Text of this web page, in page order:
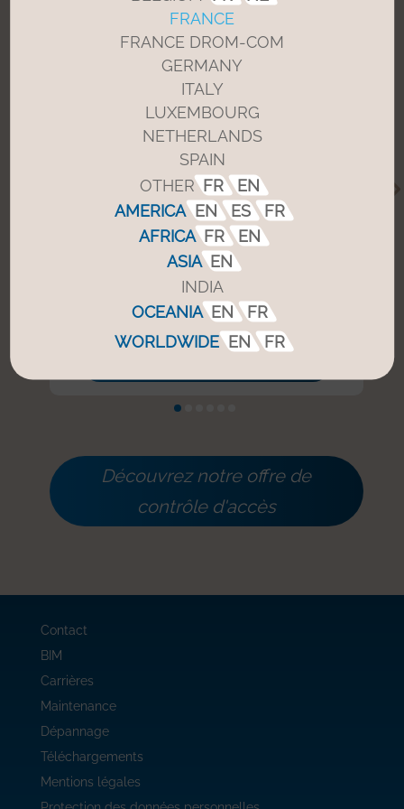
Barrières de parking
Optimisez lagestion de vos accès
assurez unesécurité accrue
nos barrières automatiques de
parking grâce au contrôle des
entrées et sorties.
Découvrez notre offre de
contrôle d'accès
Contact
BIM
Carrières
Maintenance
Dépannage
Téléchargements
Mentions légales
FRANCE
FRANCE DROM-COM
GERMANY
ITALY
LUXEMBOURG
NETHERLANDS
SPAIN
OTHER FR
EN
AMERICA EN ES
FR
AFRICA FR
EN
ASIA EN
INDIA
OCEANIA EN
FR
WORLDWIDE EN FR